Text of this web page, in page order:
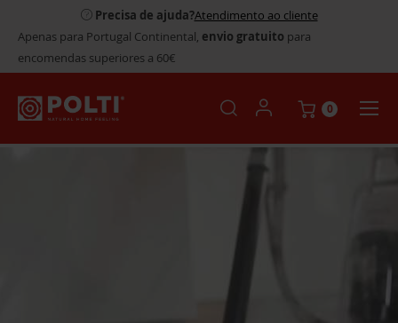
Precisa de ajuda?Atendimento ao cliente
Apenas para Portugal Continental, envio gratuito para
encomendas superiores a 60€
0